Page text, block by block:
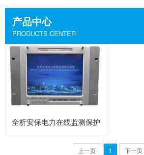
产品中心
PRODUCTS CENTER
全析安保电力在线监测保护
上一页 1 下一页